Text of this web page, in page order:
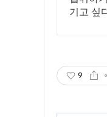
기고 싶
9